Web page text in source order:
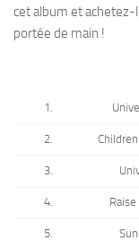
cet album et achetez-
portée de main !
1.
2.
3.
4.
5.